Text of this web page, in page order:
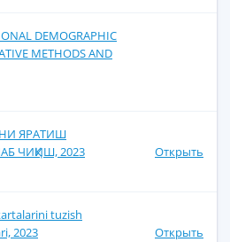
DEMOGRAPHIC
METHODS AND
ЯРАТИШ
ЧИҚИШ, 2023
Открыть
tuzish
2023
Открыть